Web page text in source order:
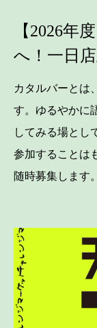
【2026年
へ！一日
カタルバーとは
す。ゆるやかに
してみる場とし
参加することは
随時募集します。